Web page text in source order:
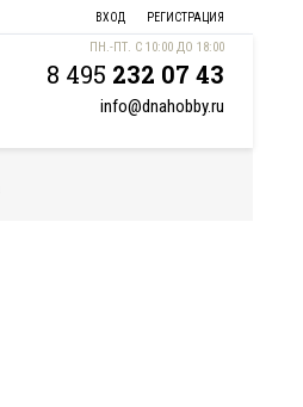
ВХОД РЕГИСТРАЦИЯ
ПН.-ПТ. С 10:00 ДО 18:00
8 495 232 07 43
info@dnahobby.ru